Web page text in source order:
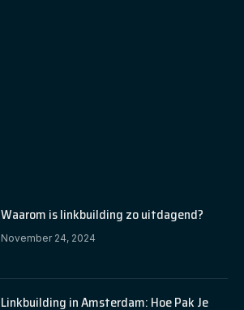
Waarom is linkbuilding zo uitdagend?
November 24, 2024
Linkbuilding in Amsterdam: Hoe Pak Je